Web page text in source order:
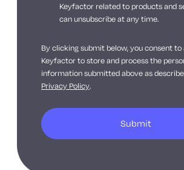
Keyfactor related to products and
can unsubscribe at any time.
By clicking submit below, you consent to
Keyfactor to store and process the
information submitted above as
Privacy Policy.